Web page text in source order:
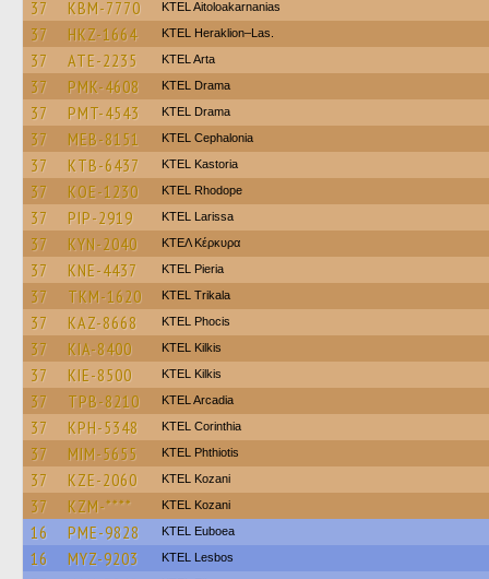
37 KBM-7770 KTEL Aitoloakarnanias
37 HKZ-1664 KTEL Heraklion–Las.
37 ATE-2235 KTEL Arta
37 PMK-4608 KTEL Drama
37 PMT-4543 KTEL Drama
37 MEB-8151 KTEL Cephalonia
37 KTB-6437 KTEL Kastoria
37 KOE-1230 KTEL Rhodope
37 PIP-2919 KTEL Larissa
37 KYN-2040 ΚΤΕΛ Κέρκυρα
37 KNE-4437 KTEL Pieria
37 TKM-1620 ΚΤΕL Τrikala
37 KAZ-8668 ΚΤΕL Phocis
37 KIA-8400 KTEL Kilkis
37 KIE-8500 KTEL Kilkis
37 TPB-8210 KTEL Arcadia
37 KPH-5348 KTEL Corinthia
37 MIM-5655 ΚΤΕL Phthiotis
37 KZE-2060 ΚΤΕL Kozani
37 KZM-**** ΚΤΕL Kozani
16 PME-9828 ΚΤΕL Euboea
16 MYZ-9203 KTEL Lesbos